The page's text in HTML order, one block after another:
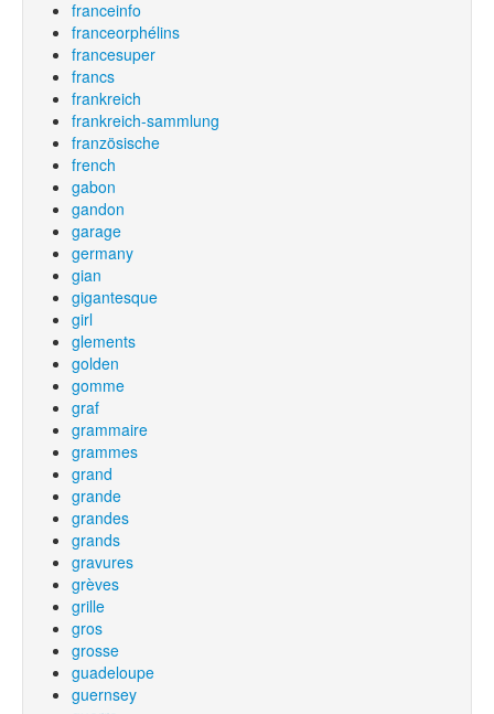
franceinfo
franceorphélins
francesuper
francs
frankreich
frankreich-sammlung
französische
french
gabon
gandon
garage
germany
gian
gigantesque
girl
glements
golden
gomme
graf
grammaire
grammes
grand
grande
grandes
grands
gravures
grèves
grille
gros
grosse
guadeloupe
guernsey